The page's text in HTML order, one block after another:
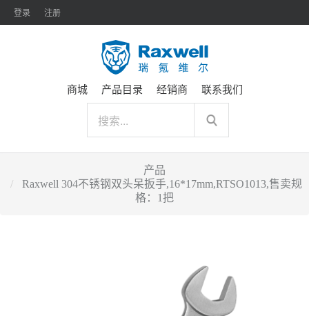
登录 注册
商城 产品目录 经销商 联系我们
产品
Raxwell 304不锈钢双头呆扳手,16*17mm,RTSO1013,售卖规
格：1把